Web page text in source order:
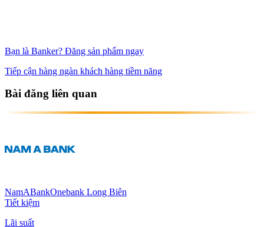
Bạn là Banker? Đăng sản phẩm ngay
Tiếp cận hàng ngàn khách hàng tiềm năng
Bài đăng liên quan
NamABankOnebank Long Biên
Tiết kiệm
Lãi suất